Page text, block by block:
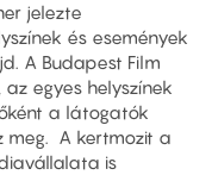
jelezte
és események
A Budapest Film
egyes helyszínek
a látogatók
meg. A kertmozit a
is